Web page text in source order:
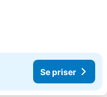
Se priser